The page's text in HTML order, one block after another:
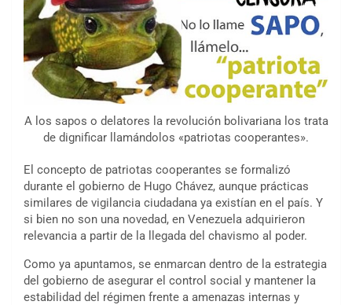
A los sapos o delatores la revolución bolivariana los trata
de dignificar llamándolos «patriotas cooperantes».
El concepto de patriotas cooperantes se formalizó
durante el gobierno de Hugo Chávez, aunque prácticas
similares de vigilancia ciudadana ya existían en el país. Y
si bien no son una novedad, en Venezuela adquirieron
relevancia a partir de la llegada del chavismo al poder.
Como ya apuntamos, se enmarcan dentro de la estrategia
del gobierno de asegurar el control social y mantener la
estabilidad del régimen frente a amenazas internas y